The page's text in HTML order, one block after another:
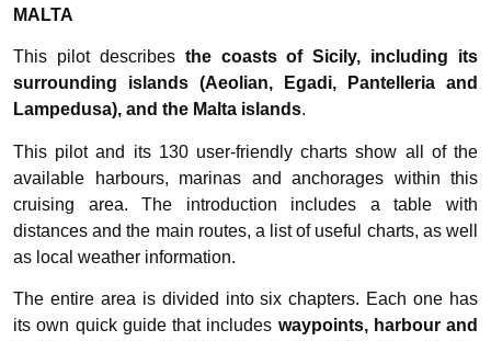
MALTA
This pilot describes the coasts of Sicily, including its
surrounding islands (Aeolian, Egadi, Pantelleria and
Lampedusa), and the Malta islands.
This pilot and its 130 user-friendly charts show all of the
available harbours, marinas and anchorages within this
cruising area. The introduction includes a table with
distances and the main routes, a list of useful charts, as well
as local weather information.
The entire area is divided into six chapters. Each one has
its own quick guide that includes waypoints, harbour and